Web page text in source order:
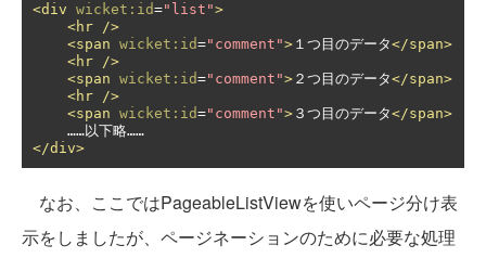
<div wicket:id="list">
<hr />
<span wicket:id="comment"> １つ目のデータ</span>
<hr />
<span wicket:id="comment"> ２つ目のデータ</span>
<hr />
<span wicket:id="comment"> ３つ目のデータ</span>
</div>
なお、ここではPageableListViewを使いページ分け表
示をしましたが、ページネーションのために必要な処理